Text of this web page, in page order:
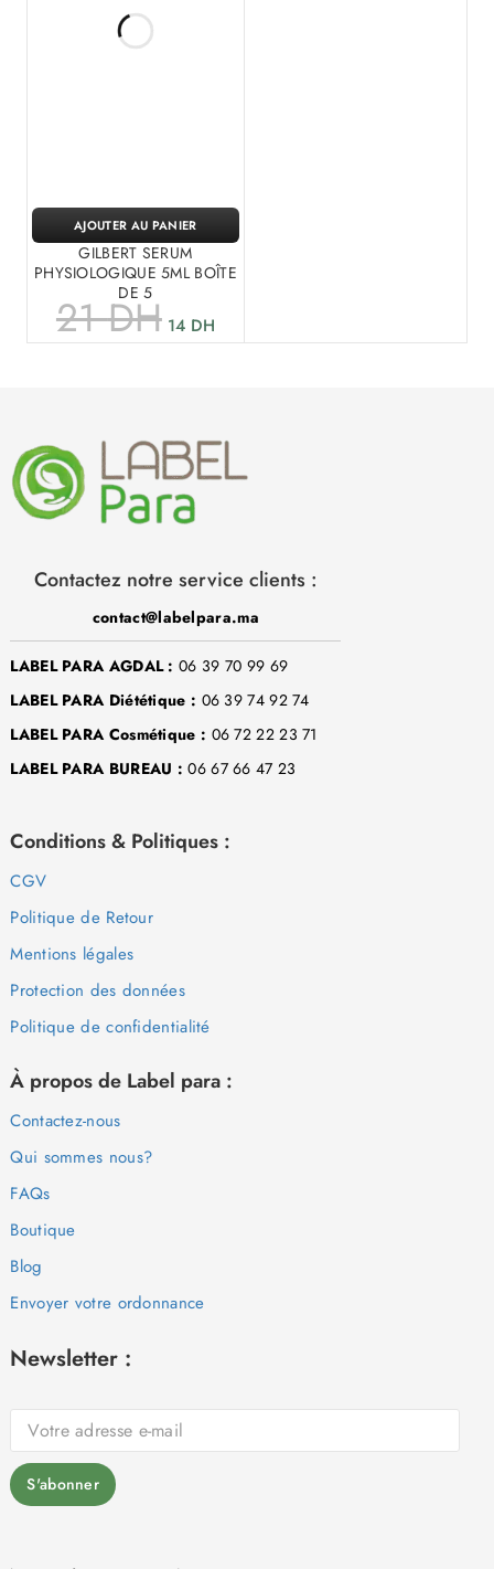
GILBERT SERUM
PHYSIOLOGIQUE 5ML BOÎTE
DE 5
21DH 14 DH
AJOUTER AU PANIER
Contactez notre service clients :
contact@labelpara.ma
LABEL PARA AGDAL : 06 39 70 99 69
LABEL PARA Diététique : 06 39 74 92 74
LABEL PARA Cosmétique : 06 72 22 23 71
LABEL PARA BUREAU : 06 67 66 47 23
Conditions & Politiques :
CGV
Politique de Retour
Mentions légales
Protection des données
Politique de confidentialité
À propos de Label para :
Contactez-nous
Qui sommes nous?
FAQs
Boutique
Blog
Envoyer votre ordonnance
Newsletter :